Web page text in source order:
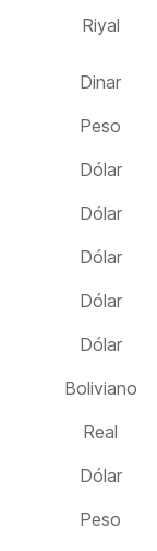
Riyal
Dinar
Peso
Dólar
Dólar
Dólar
Dólar
Dólar
Boliviano
Real
Dólar
Peso